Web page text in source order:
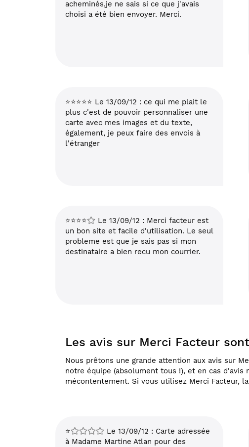
acheminés,je ne sais si ce que j'avais
choisi a été bien envoyer. Merci.
⭐⭐⭐⭐⭐ Le 13/09/12 : ce qui me plait le
plus c'est de pouvoir personnaliser une
carte avec mes images et du texte,
également, je peux faire des envois à
l'étranger
⭐⭐⭐⭐
Le 13/09/12 : Merci facteur est
un bon site et facile d'utilisation. Le seul
probleme est que je sais pas si mon
destinataire a bien recu mon courrier.
Les avis sur Merci Facteur
Nous prêtons une grande attention aux avis sur
notre équipe (absolument tous !), et en cas
mécontentement. Si vous utilisez Merci Facteur,
⭐
Le 13/09/12 : Carte adressée
à Madame Martine Atlan pour des